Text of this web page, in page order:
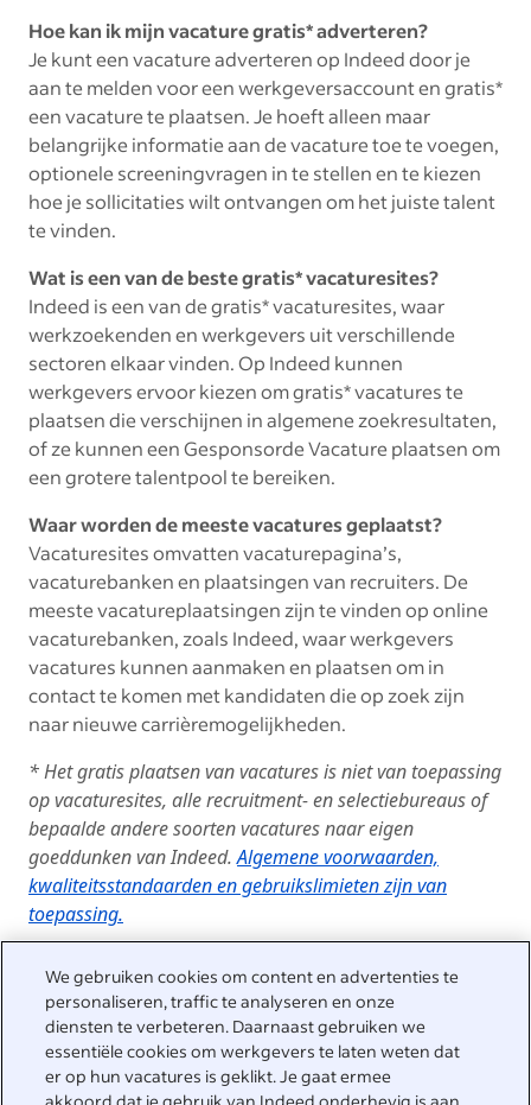
We gebruiken cookies om content en advertenties te
personaliseren, traffic te analyseren en onze
diensten te verbeteren. Daarnaast gebruiken we
essentiële cookies om werkgevers te laten weten dat
er op hun vacatures is geklikt. Je gaat ermee
Hoe kan ik mijn vacature gratis* adverteren?
Je kunt een vacature adverteren op Indeed door je
aan te melden voor een werkgeversaccount en gratis*
een vacature te plaatsen. Je hoeft alleen maar
belangrijke informatie aan de vacature toe te voegen,
optionele screeningvragen in te stellen en te kiezen
hoe je sollicitaties wilt ontvangen om het juiste talent
te vinden.
Wat is een van de beste gratis* vacaturesites?
Indeed is een van de gratis* vacaturesites, waar
werkzoekenden en werkgevers uit verschillende
sectoren elkaar vinden. Op Indeed kunnen
werkgevers ervoor kiezen om gratis* vacatures te
plaatsen die verschijnen in algemene zoekresultaten,
of ze kunnen een Gesponsorde Vacature plaatsen om
een grotere talentpool te bereiken.
Waar worden de meeste vacatures geplaatst?
Vacaturesites omvatten vacaturepagina’s,
vacaturebanken en plaatsingen van recruiters. De
meeste vacatureplaatsingen zijn te vinden op online
vacaturebanken, zoals Indeed, waar werkgevers
vacatures kunnen aanmaken en plaatsen om in
contact te komen met kandidaten die op zoek zijn
naar nieuwe carrièremogelijkheden.
* Het gratis plaatsen van vacatures is niet van toepassing
op vacaturesites, alle recruitment- en selectiebureaus of
bepaalde andere soorten vacatures naar eigen
goeddunken van Indeed.Algemene voorwaarden,
kwaliteitsstandaarden en gebruikslimieten zijn van
toepassing.
We helpen je graag
Bezoek het Helpcenter voor antwoorden op veelgestelde
vragen of neem rechtstreeks contact met ons op.